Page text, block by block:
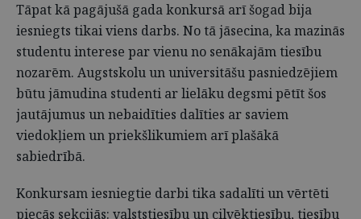
Tāpat kā pagājušā gada konkursā arī šogad bija
iesniegts tikai viens darbs. No tā jāsecina, ka mazinās
studentu interese par vienu no senākajām tiesību
nozarēm. Augstskolu un universitāšu pasniedzējiem
būtu jāmudina studenti ar lielāku degsmi pētīt šos
jautājumus un nebaidīties dalīties ar saviem
viedokļiem un priekšlikumiem arī plašākā
sabiedrībā.
Konkursam iesniegtie darbi tika sadalīti un vērtēti
piecās sekcijās: valststiesību un cilvēktiesību, tiesību